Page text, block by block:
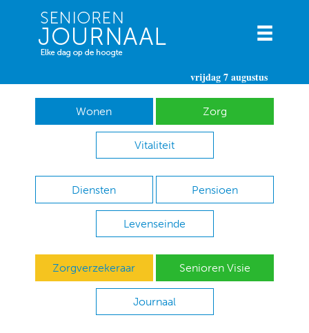
vrijdag 7 augustus
Wonen Zorg
Vitaliteit
Diensten Pensioen
Levenseinde
Zorgverzekeraar Senioren Visie
Journaal